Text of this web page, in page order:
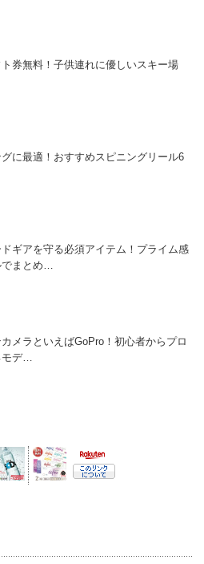
券無料！子供連れに優しいスキー場
に最適！おすすめスピニングリール6
ギアを守る必須アイテム！プライム感
まとめ…
メラといえばGoPro！初心者からプロ
デ…